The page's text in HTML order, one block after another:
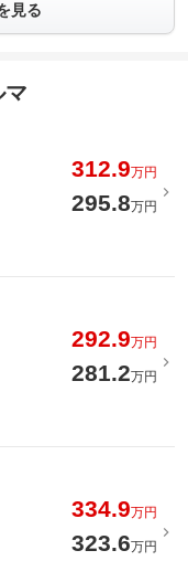
見る
マ
312.9万円
295.8万円
292.9万円
281.2万円
334.9万円
323.6万円